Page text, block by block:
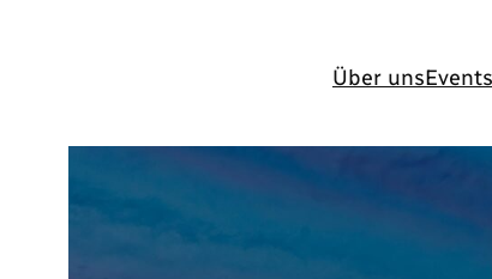
Über unsEvents